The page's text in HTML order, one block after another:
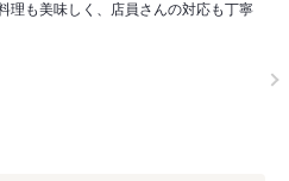
理も美味しく、店員さんの対応も丁寧